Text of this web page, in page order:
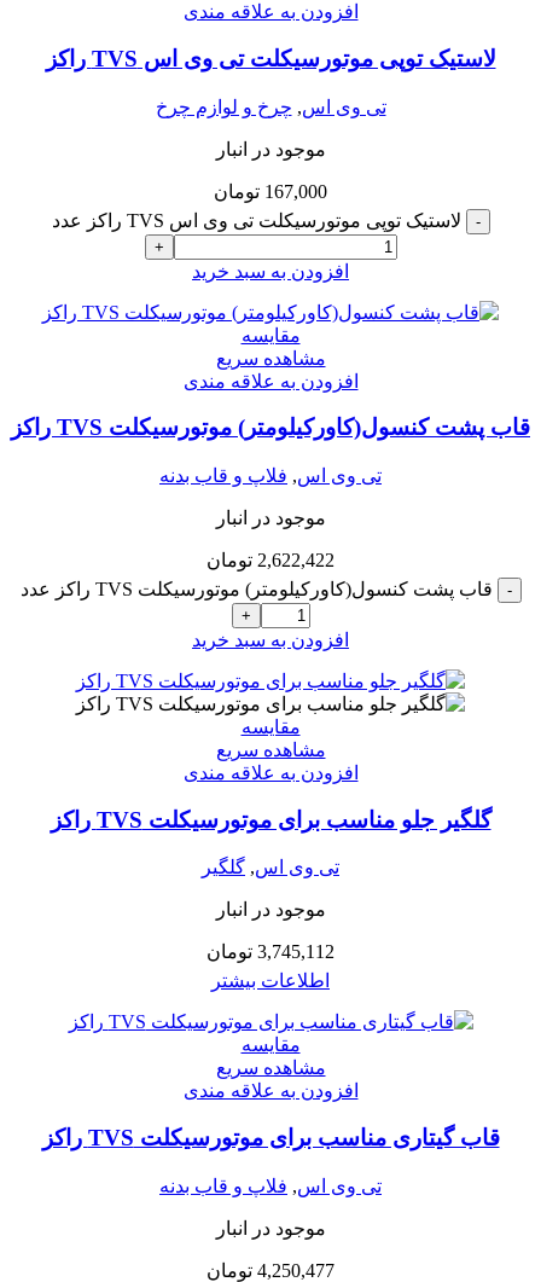
افزودن به علاقه مندی
لاستیک توپی موتورسیکلت تی وی اس TVS راکز
تی وی اس, چرخ و لوازم چرخ
موجود در انبار
167,000 تومان
- لاستیک توپی موتورسیکلت تی وی اس TVS راکز عدد
+
افزودن به سبد خرید
مقایسه
مشاهده سریع
افزودن به علاقه مندی
قاب پشت کنسول(کاورکیلومتر) موتورسیکلت TVS راکز
تی وی اس, فلاپ و قاب بدنه
موجود در انبار
2,622,422 تومان
- قاب پشت کنسول(کاورکیلومتر) موتورسیکلت TVS راکز عدد
+
افزودن به سبد خرید
مقایسه
مشاهده سریع
افزودن به علاقه مندی
گلگیر جلو مناسب برای موتورسیکلت TVS راکز
تی وی اس, گلگیر
موجود در انبار
3,745,112 تومان
اطلاعات بیشتر
مقایسه
مشاهده سریع
افزودن به علاقه مندی
قاب گیتاری مناسب برای موتورسیکلت TVS راکز
تی وی اس, فلاپ و قاب بدنه
موجود در انبار
4,250,477 تومان